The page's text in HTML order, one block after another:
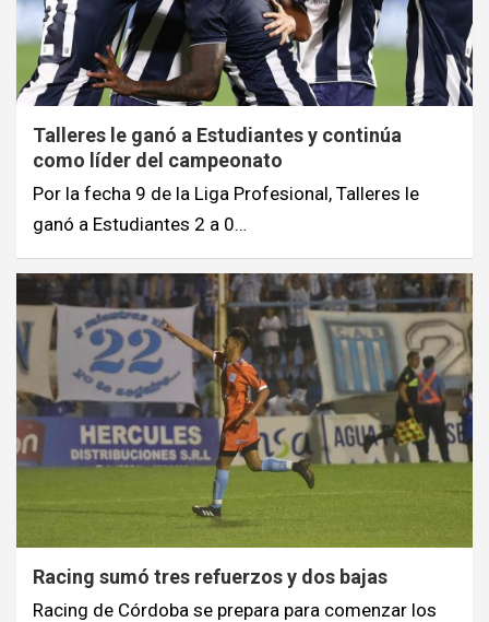
Talleres le ganó a Estudiantes y continúa
como líder del campeonato
Por la fecha 9 de la Liga Profesional, Talleres le
ganó a Estudiantes 2 a 0…
Racing sumó tres refuerzos y dos bajas
Racing de Córdoba se prepara para comenzar los